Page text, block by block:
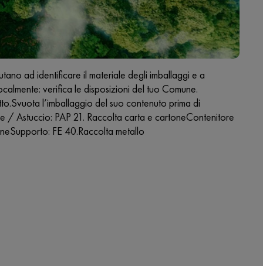
ad identificare il materiale degli imballaggi e a
verifica le disposizioni del tuo Comune.
l’imballaggio del suo contenuto prima di
Astuccio: PAP 21. Raccolta carta e cartoneContenitore
FE 40.Raccolta metallo